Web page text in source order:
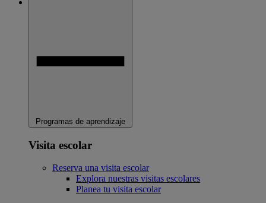
Programas de aprendizaje
Visita escolar
Reserva una visita escolar
Explora nuestras visitas escolares
Planea tu visita escolar